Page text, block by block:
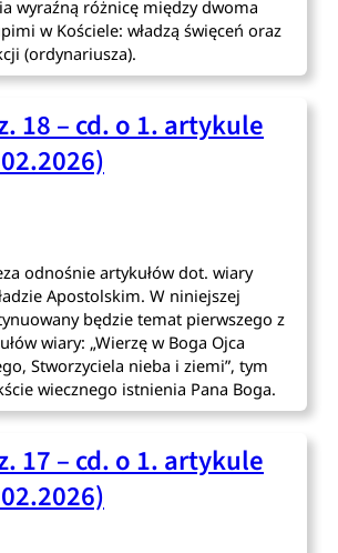
w Kościele: władzą święceń oraz
(ordynariusza).
18 – cd. o 1. artykule
odnośnie artykułów dot. wiary
Apostolskim. W niniejszej
będzie temat pierwszego z
wiary: „Wierzę w Boga Ojca
Stworzyciela nieba i ziemi”, tym
wiecznego istnienia Pana Boga.
17 – cd. o 1. artykule